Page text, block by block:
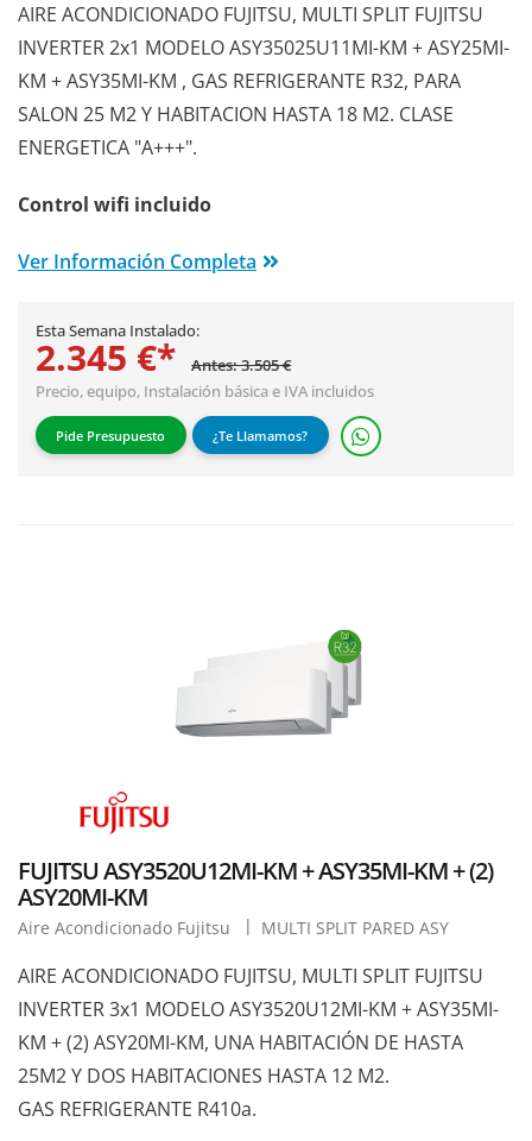
AIRE ACONDICIONADO FUJITSU, MULTI SPLIT FUJITSU
INVERTER 2x1 MODELO ASY35025U11MI-KM + ASY25MI-
KM + ASY35MI-KM , GAS REFRIGERANTE R32, PARA
SALON 25 M2 Y HABITACION HASTA 18 M2. CLASE
ENERGETICA "A+++".
Control wifi incluido
Ver Información Completa
Esta Semana Instalado:
2.345 €*
Antes: 3.505 €
Precio, equipo, Instalación básicae IVA incluidos
Pide Presupuesto ¿Te Llamamos?
FUJITSU ASY3520U12MI-KM + ASY35MI-KM + (2)
ASY20MI-KM
Aire Acondicionado Fujitsu MULTI SPLIT PARED ASY
AIRE ACONDICIONADO FUJITSU, MULTI SPLIT FUJITSU
INVERTER 3x1 MODELO ASY3520U12MI-KM + ASY35MI-
KM + (2) ASY20MI-KM, UNA HABITACIÓN DE HASTA
25M2 Y DOS HABITACIONES HASTA 12 M2.
GAS REFRIGERANTE R410a.